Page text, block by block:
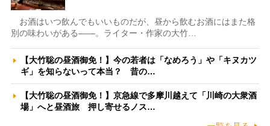
お酒はいつ飲んでもいいものだが、昼から飲むお酒にはまた格
別の味わいがある――。ライター・作家の大竹…
【大竹聡の昼酒御免！】今の若者は「なめろう」や「キヌカツ
ギ」を知らないって本当？ 昔の…
【大竹聡の昼酒御免！】京急線で多摩川越えて「川崎の大衆酒
場」へと昼酒旅 押し寄せるノス…